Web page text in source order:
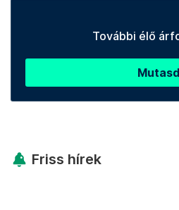
További élő
Friss hírek